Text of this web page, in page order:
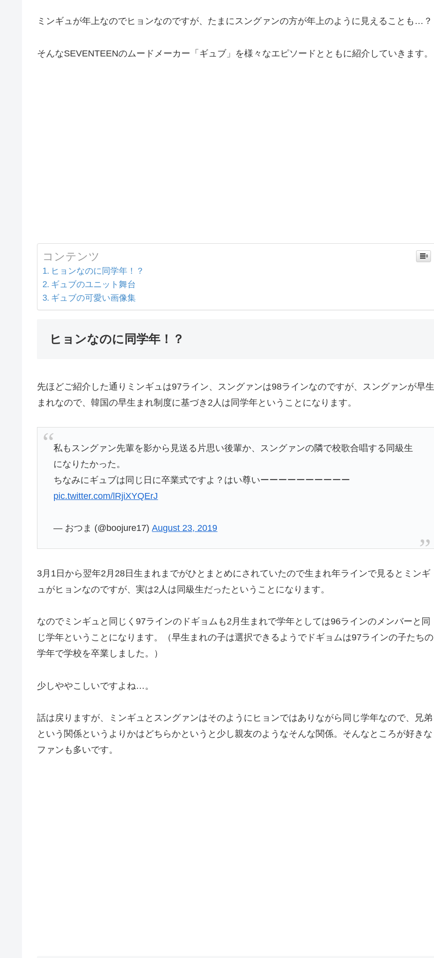
ミンギュが年上なのでヒョンなのですが、たまにスングァンの方が年上のように見えることも…？
そんなSEVENTEENのムードメーカー「ギュブ」を様々なエピソードとともに紹介していきます。
コンテンツ
ヒョンなのに同学年！？
ギュブのユニット舞台
ギュブの可愛い画像集
ヒョンなのに同学年！？
先ほどご紹介した通りミンギュは97ライン、スングァンは98ラインなのですが、スングァンが早生
まれなので、韓国の早生まれ制度に基づき2人は同学年ということになります。
私もスングァン先輩を影から見送る片思い後輩か、スングァンの隣で校歌合唱する同級生
になりたかった。
ちなみにギュブは同じ日に卒業式ですよ？はい尊いーーーーーーーーーー
pic.twitter.com/lRjiXYQErJ
— おつま (@boojure17)August 23, 2019
3月1日から翌年2月28日生まれまでがひとまとめにされていたので生まれ年ラインで見るとミンギ
ュがヒョンなのですが、実は2人は同級生だったということになります。
なのでミンギュと同じく97ラインのドギョムも2月生まれで学年としては96ラインのメンバーと同
じ学年ということになります。（早生まれの子は選択できるようでドギョムは97ラインの子たちの
学年で学校を卒業しました。）
少しややこしいですよね…。
話は戻りますが、ミンギュとスングァンはそのようにヒョンではありながら同じ学年なので、兄弟
という関係というよりかはどちらかというと少し親友のようなそんな関係。そんなところが好きな
ファンも多いです。